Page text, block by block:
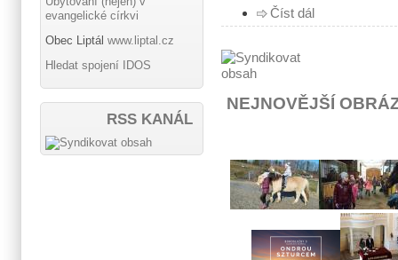
Číst dál
NEJNOVĚJŠÍ
evangelické církvi
Obec Liptál www.liptal.cz
Hledat spojení IDOS
RSS KANÁL